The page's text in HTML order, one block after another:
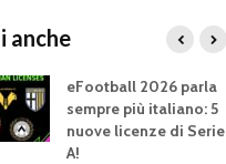
anche
eFootball 2026 parla
sempre più italiano: 5
nuove licenze di Serie
A!